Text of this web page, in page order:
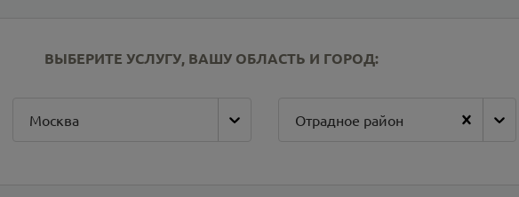
ВЫБЕРИТЕ УСЛУГУ, ВАШУ ОБЛАСТЬ И ГОРОД:
Москва Отрадное район